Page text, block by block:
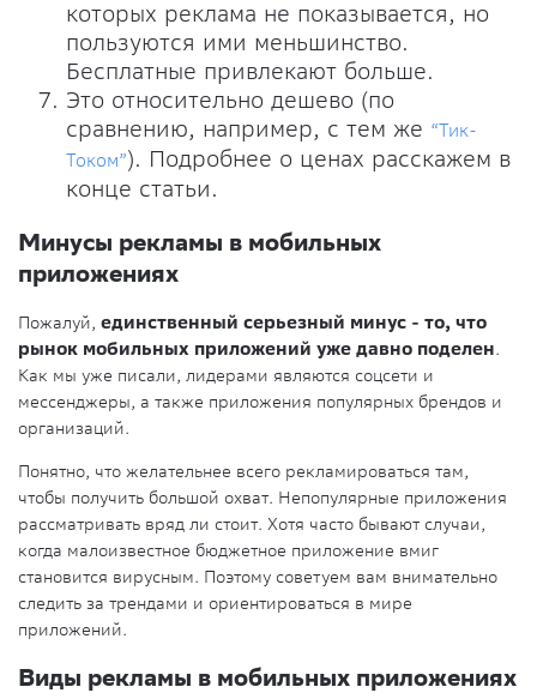
которых реклама не показывается, но
пользуются ими меньшинство.
Бесплатные привлекают больше.
Это относительно дешево (по
сравнению, например, с тем же “Тик-
Током”). Подробнее о ценах расскажем в
конце статьи.
Минусы рекламы в мобильных
приложениях
Пожалуй, единственный серьезный минус - то, что
рынок мобильных приложений уже давно поделен.
Как мы уже писали, лидерами являются соцсети и
мессенджеры, а также приложения популярных брендов и
организаций.
Понятно, что желательнее всего рекламироваться там,
чтобы получить большой охват. Непопулярные приложения
рассматривать вряд ли стоит. Хотя часто бывают случаи,
когда малоизвестное бюджетное приложение вмиг
становится вирусным. Поэтому советуем вам внимательно
следить за трендами и ориентироваться в мире
приложений.
Виды рекламы в мобильных приложениях